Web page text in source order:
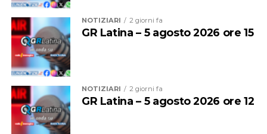
NOTIZIARI 2 giorni fa
GR Latina – 5 agosto 2026 ore 15
NOTIZIARI 2 giorni fa
GR Latina – 5 agosto 2026 ore 12